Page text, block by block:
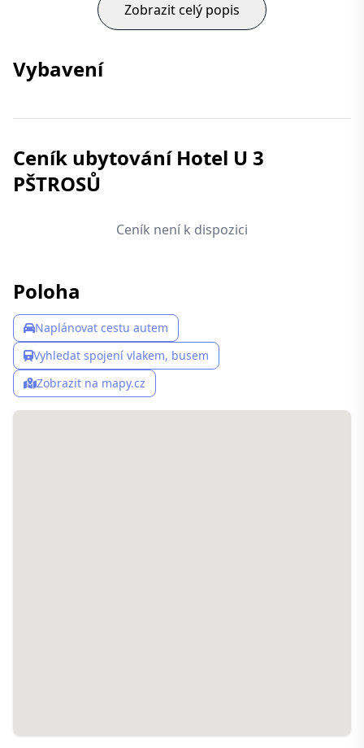
Zobrazit celý popis
Vybavení
Ceník ubytování Hotel U 3
PŠTROSŮ
Ceník není k dispozici
Poloha
Naplánovat cestu autem
Vyhledat spojení vlakem, busem
Zobrazit na mapy.cz